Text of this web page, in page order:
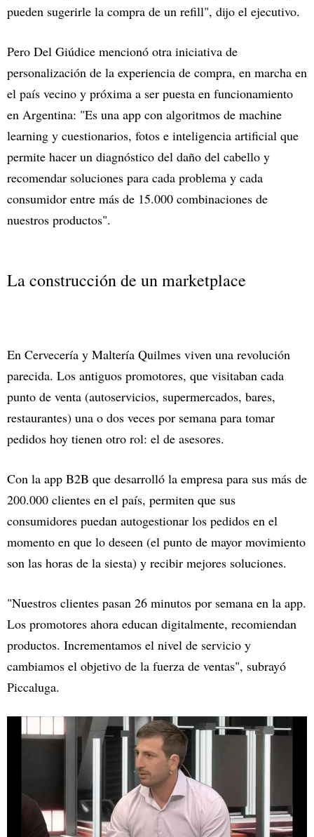
pueden sugerirle la compra de un refill", dijo el ejecutivo.
Pero Del Giúdice mencionó otra iniciativa de
personalización de la experiencia de compra, en marcha en
el país vecino y próxima a ser puesta en funcionamiento
en Argentina: "Es una app con algoritmos de machine
learning y cuestionarios, fotos e inteligencia artificial que
permite hacer un diagnóstico del daño del cabello y
recomendar soluciones para cada problema y cada
consumidor entre más de 15.000 combinaciones de
nuestros productos".
La construcción de un marketplace
En Cervecería y Maltería Quilmes viven una revolución
parecida. Los antiguos promotores, que visitaban cada
punto de venta (autoservicios, supermercados, bares,
restaurantes) una o dos veces por semana para tomar
pedidos hoy tienen otro rol: el de asesores.
Con la app B2B que desarrolló la empresa para sus más de
200.000 clientes en el país, permiten que sus
consumidores puedan autogestionar los pedidos en el
momento en que lo deseen (el punto de mayor movimiento
son las horas de la siesta) y recibir mejores soluciones.
"Nuestros clientes pasan 26 minutos por semana en la app.
Los promotores ahora educan digitalmente, recomiendan
productos. Incrementamos el nivel de servicio y
cambiamos el objetivo de la fuerza de ventas", subrayó
Piccaluga.